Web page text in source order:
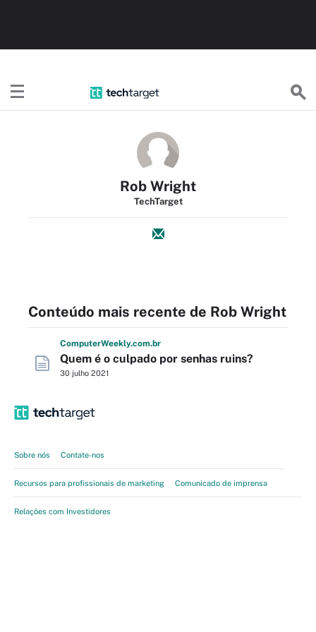
Rob Wright
TechTarget
Conteúdo mais recente de Rob Wright
ComputerWeekly.com.br
Quem é o culpado por senhas ruins?
30 julho 2021
Sobre nós Contate-nos
Recursos para profissionais de marketing Comunicado de imprensa
Relações com Investidores